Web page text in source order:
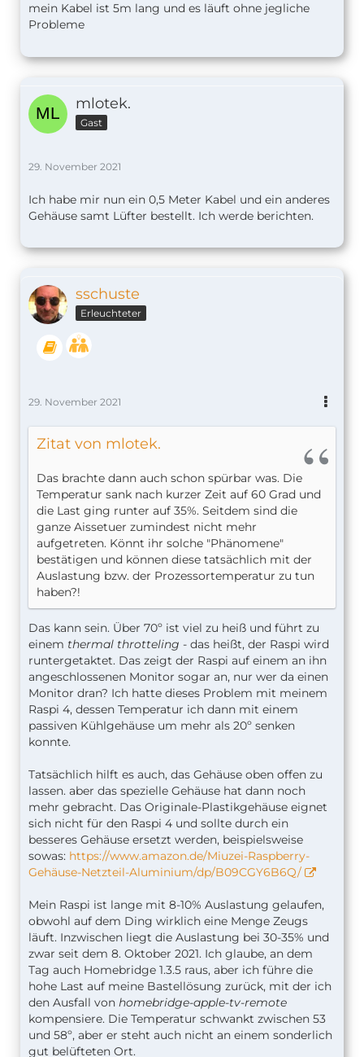
mein Kabel ist 5m lang und es läuft ohne jegliche
Probleme
mlotek.
Gast
29. November 2021
Ich habe mir nun ein 0,5 Meter Kabel und ein anderes
Gehäuse samt Lüfter bestellt. Ich werde berichten.
sschuste
Erleuchteter
29. November 2021
Zitat von mlotek.
Das brachte dann auch schon spürbar was. Die
Temperatur sank nach kurzer Zeit auf 60 Grad und
die Last ging runter auf 35%. Seitdem sind die
ganze Aissetuer zumindest nicht mehr
aufgetreten. Könnt ihr solche "Phänomene"
bestätigen und können diese tatsächlich mit der
Auslastung bzw. der Prozessortemperatur zu tun
haben?!
Das kann sein. Über 70º ist viel zu heiß und führt zu
einem thermal throtteling - das heißt, der Raspi wird
runtergetaktet. Das zeigt der Raspi auf einem an ihn
angeschlossenen Monitor sogar an, nur wer da einen
Monitor dran? Ich hatte dieses Problem mit meinem
Raspi 4, dessen Temperatur ich dann mit einem
passiven Kühlgehäuse um mehr als 20º senken
konnte.
Tatsächlich hilft es auch, das Gehäuse oben offen zu
lassen. aber das spezielle Gehäuse hat dann noch
mehr gebracht. Das Originale-Plastikgehäuse eignet
sich nicht für den Raspi 4 und sollte durch ein
besseres Gehäuse ersetzt werden, beispielsweise
sowas: https://www.amazon.de/Miuzei-Raspberry-
Gehäuse-Netzteil-Aluminium/dp/B09CGY6B6Q/
Mein Raspi ist lange mit 8-10% Auslastung gelaufen,
obwohl auf dem Ding wirklich eine Menge Zeugs
läuft. Inzwischen liegt die Auslastung bei 30-35% und
zwar seit dem 8. Oktober 2021. Ich glaube, an dem
Tag auch Homebridge 1.3.5 raus, aber ich führe die
hohe Last auf meine Bastellösung zurück, mit der ich
den Ausfall von homebridge-apple-tv-remote
kompensiere. Die Temperatur schwankt zwischen 53
und 58º, aber er steht auch nicht an einem sonderlich
gut belüfteten Ort.